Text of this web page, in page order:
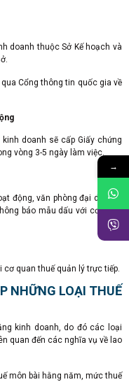
doanh thuộc Sở Kế hoạch và
Cổng thông tin quốc gia về
doanh sẽ cấp Giấy chứng
vòng 3-5 ngày làm việc.
động, văn phòng đại diện có
báo mẫu dấu với cơ quan
quan thuế quản lý trực tiếp.
NHỮNG LOẠI THUẾ
kinh doanh, do đó các loại
quan đến các nghĩa vụ về lao
môn bài hằng năm, mức thuế
→